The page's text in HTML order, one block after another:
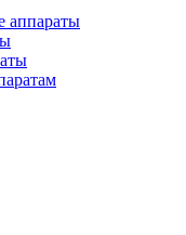
аппараты